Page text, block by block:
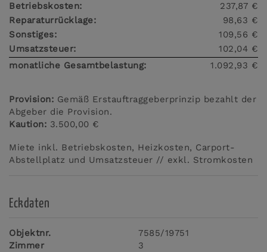
Betriebskosten:
237,87 €
Reparaturrücklage:
98,63 €
Sonstiges:
109,56 €
Umsatzsteuer:
102,04 €
monatliche Gesamtbelastung:
1.092,93 €
Provision: Gemäß Erstauftraggeberprinzip bezahlt der
Abgeber die Provision.
Kaution: 3.500,00 €
Miete inkl. Betriebskosten, Heizkosten, Carport-
Abstellplatz und Umsatzsteuer // exkl. Stromkosten
Eckdaten
Objektnr.
7585/19751
Zimmer
3